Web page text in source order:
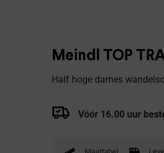
Meindl TOP
Half hoge dames
Vóór 16.00 uur